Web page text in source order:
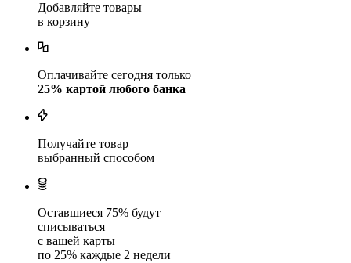
Добавляйте товары
в корзину
Оплачивайте сегодня только
25% картой любого банка
Получайте товар
выбранный способом
Оставшиеся 75% будут
списываться
с вашей карты
по 25% каждые 2 недели